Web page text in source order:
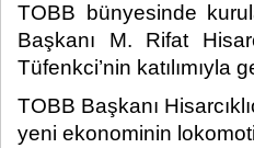
TOBB bünyesinde
Başkanı M. Rifat
Tüfenkci’nin katılımıyla
TOBB Başkanı
yeni ekonominin